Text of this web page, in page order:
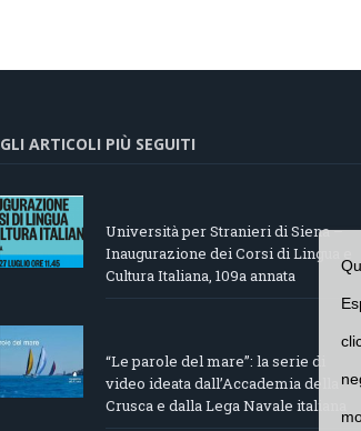
GLI ARTICOLI PIÙ SEGUITI
Università per Stranieri di Siena –
Inaugurazione dei Corsi di Lingua e
Cultura Italiana, 109a annata
“Le parole del mare”: la serie di
video ideata dall’Accademia della
Crusca e dalla Lega Navale italiana